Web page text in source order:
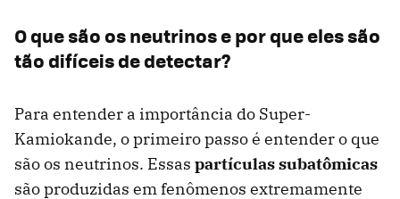
O que são os neutrinos e por que eles são
tão difíceis de detectar?
Para entender a importância do Super-
Kamiokande, o primeiro passo é entender o que
são os neutrinos. Essas partículas subatômicas
são produzidas em fenômenos extremamente